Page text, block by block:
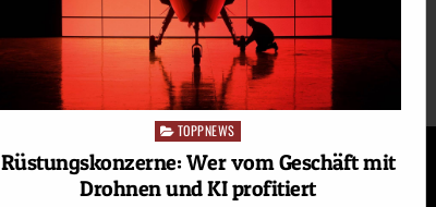
Posted
TOPPNEWS
Rüstungskonzerne: Wer vom Geschäft mit
Drohnen und KI profitiert